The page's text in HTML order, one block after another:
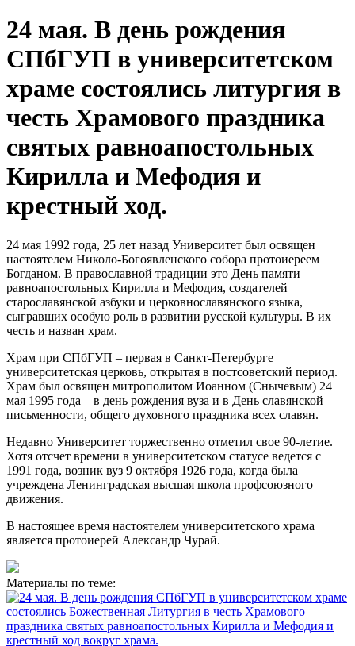
24 мая. В день рождения
СПбГУП в университетском
храме состоялись литургия в
честь Храмового праздника
святых равноапостольных
Кирилла и Мефодия и
крестный ход.
24 мая 1992 года, 25 лет назад Университет был освящен
настоятелем Николо-Богоявленского собора протоиереем
Богданом. В православной традиции это День памяти
равноапостольных Кирилла и Мефодия, создателей
старославянской азбуки и церковнославянского языка,
сыгравших особую роль в развитии русской культуры. В их
честь и назван храм.
Храм при СПбГУП – первая в Санкт-Петербурге
университетская церковь, открытая в постсоветский период.
Храм был освящен митрополитом Иоанном (Снычевым) 24
мая 1995 года – в день рождения вуза и в День славянской
письменности, общего духовного праздника всех славян.
Недавно Университет торжественно отметил свое 90-летие.
Хотя отсчет времени в университетском статусе ведется с
1991 года, возник вуз 9 октября 1926 года, когда была
учреждена Ленинградская высшая школа профсоюзного
движения.
В настоящее время настоятелем университетского храма
является протоиерей Александр Чурай.
Материалы по теме: